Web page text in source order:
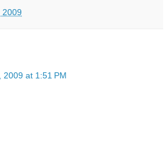
2009
2009 at 1:51 PM